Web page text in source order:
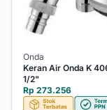
Onda
Keran Air Onda K
1/2"
Rp 273.256